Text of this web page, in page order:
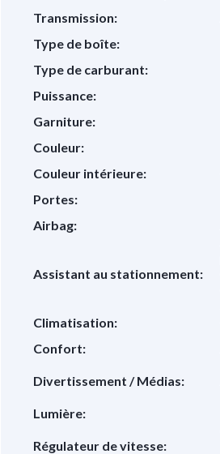
Transmission:
Type de boîte:
Type de carburant:
Puissance:
Garniture:
Couleur:
Couleur intérieure:
Portes:
Airbag:
Assistant au stationnement:
Climatisation:
Confort:
Divertissement / Médias:
Lumière:
Régulateur de vitesse: